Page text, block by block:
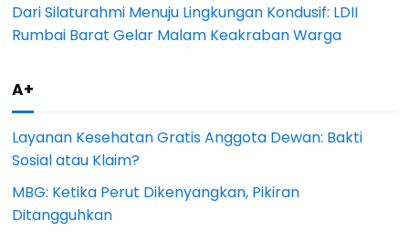
Dari Silaturahmi Menuju Lingkungan Kondusif: LDII
Rumbai Barat Gelar Malam Keakraban Warga
A+
Layanan Kesehatan Gratis Anggota Dewan: Bakti
Sosial atau Klaim?
MBG: Ketika Perut Dikenyangkan, Pikiran
Ditangguhkan